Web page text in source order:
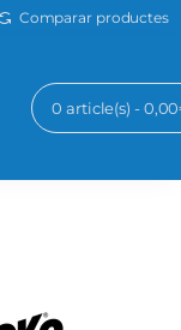
Comparar productes
0 article(s) -